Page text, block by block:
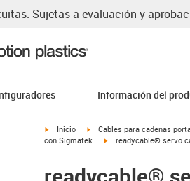
Sujetas a evaluación y
Información del
igus-icon-arrow-right
Inicio igus-icon-arrow-right
Cables para cadenas
con Sigmatek
igus-icon-arrow-right
readycable® servo